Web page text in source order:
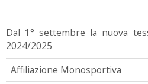
Dal 1° settembre la nuova
2024/2025
Affiliazione Monosportiva